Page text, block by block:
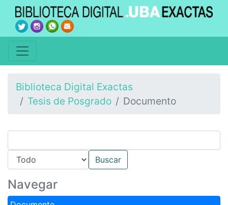
Biblioteca Digital Exactas
Tesis de Posgrado
Documento
Navegar